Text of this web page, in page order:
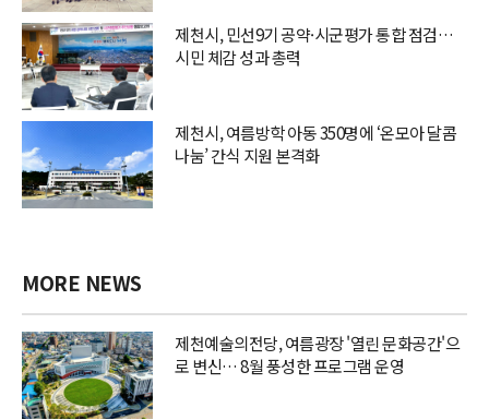
제천시, 민선9기 공약·시군평가 통합 점검…
시민 체감 성과 총력
제천시, 여름방학 아동 350명에 ‘온모아 달콤
나눔’ 간식 지원 본격화
MORE NEWS
제천예술의전당, 여름광장 '열린 문화공간'으
로 변신… 8월 풍성한 프로그램 운영